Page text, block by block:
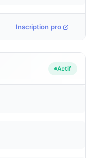
Inscription pro
Actif